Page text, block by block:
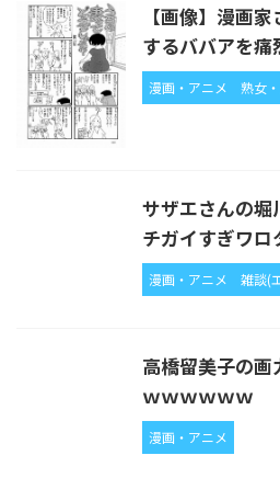
【画像】漫画
するババアを痛
漫画・アニメ 熟女
サザエさんの堀
チガイすぎワロ
漫画・アニメ 雑談(
高橋留美子の画
ｗｗｗｗｗｗ
漫画・アニメ